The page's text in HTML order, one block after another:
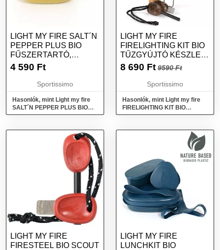
LIGHT MY FIRE SALT´N
PEPPER PLUS BIO
FŰSZERTARTÓ,
SÁRGA, MÉRET
4 590 Ft
Sportissimo
Hasonlók, mint Light my fire
SALT´N PEPPER PLUS BIO
Fűszertartó, sárga, méret
LIGHT MY FIRE
FIRELIGHTING KIT BIO
TŰZGYÚJTÓ KÉSZLET,
ZÖLD, MÉRET
8 690 Ft 9590 Ft
Sportissimo
Hasonlók, mint Light my fire
FIRELIGHTING KIT BIO
Tűzgyújtó készlet, zöld, méret
LIGHT MY FIRE
FIRESTEEL BIO SCOUT
LIGHT MY FIRE
LUNCHKIT BIO